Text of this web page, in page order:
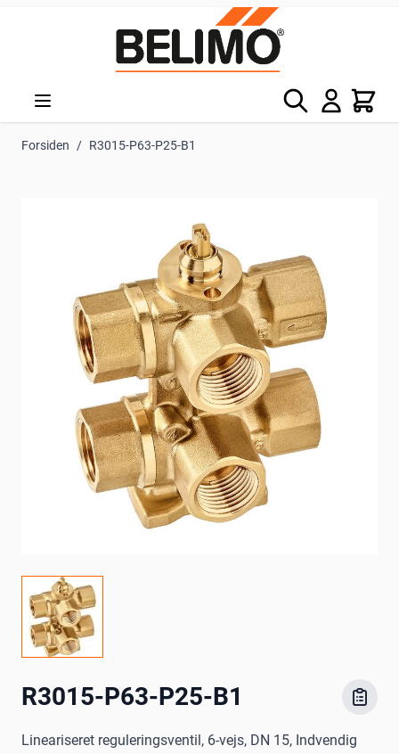
Søg Kurv
Forsiden / R3015-P63-P25-B1
R3015-P63-P25-B1
Lineariseret reguleringsventil, 6-vejs, DN 15, Indvendig